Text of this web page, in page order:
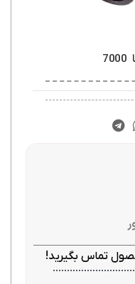
تماس بگیرید!